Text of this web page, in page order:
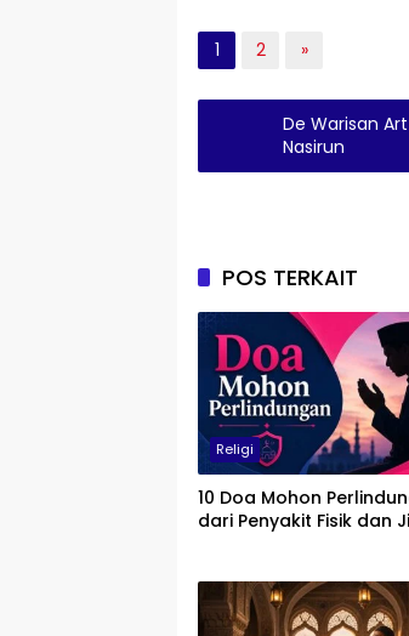
1 2 »
De Warisan
Nasirun
POS TERKAIT
Religi
10 Doa Mohon
dari Penyakit Fisik dan